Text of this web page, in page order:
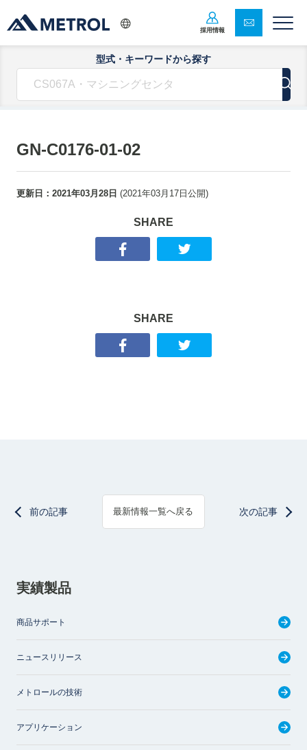
採用情報
型式・キーワードから探す
GN-C0176-01-02
更新日： 2021年03月28日 (2021年03月17日 公開)
SHARE
SHARE
前の記事 最新情報一覧へ戻る 次の記事
実績製品
商品サポート
ニュースリリース
メトロールの技術
アプリケーション